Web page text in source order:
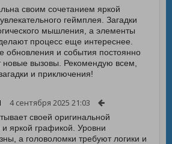
своим сочетанием яркой
геймплея. Загадки
мышления, а элементы
процесс еще интереснее.
обновления и события постоянно
новые вызовы. Рекомендую всем,
и приключения!
4 сентября 2025 21:03
своей оригинальной
яркой графикой. Уровни
а головоломки требуют логики и